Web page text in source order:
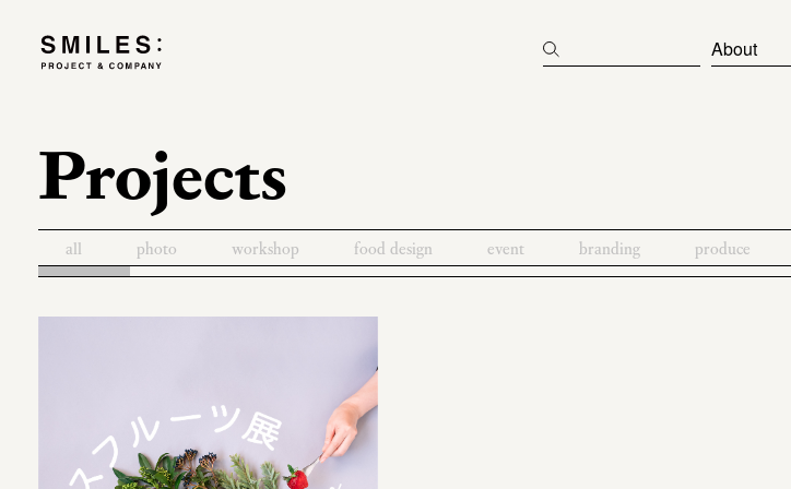
About
Projects
all photo workshop food design event branding produce